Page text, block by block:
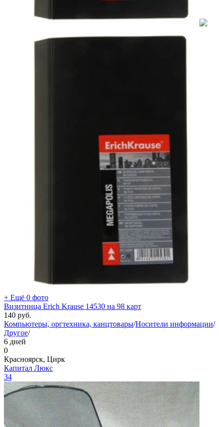
+ Ещё 0 фото
Визитница Erich Krause 14530 на 98 карт
140 руб.
Компьютеры, оргтехника, канцтовары/Носители информации/
Другое/
6 дней
0
Красноярск, Цирк
Капитал Люкс
34